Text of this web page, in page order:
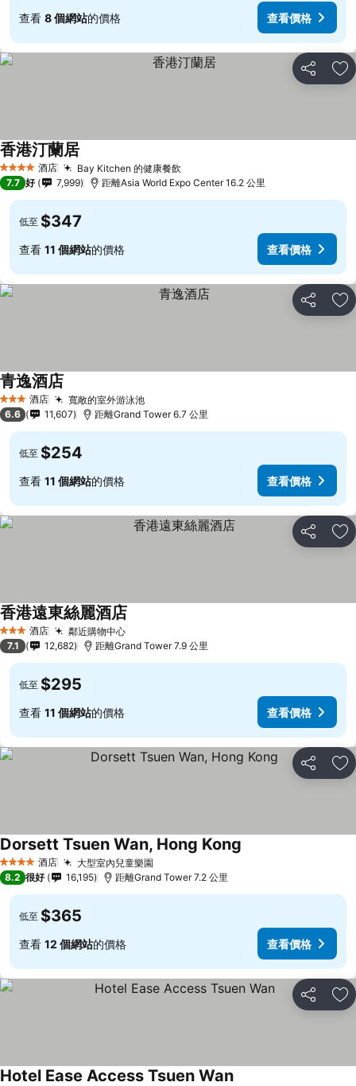
查看 8 個網站的價格 查看價格
分享 放
4 星級 酒店 Bay Kitchen 的健康餐飲
香港汀蘭居
7.7 好 7,999 距離Asia World Expo Center 16.2 公里
低至 $347
查看 11 個網站的價格 查看價格
分享 放
3 星級 酒店 寬敞的室外游泳池
青逸酒店
6.6 11,607 距離Grand Tower 6.7 公里
低至 $254
查看 11 個網站的價格 查看價格
分享 放
3 星級 酒店 鄰近購物中心
香港遠東絲麗酒店
7.1 12,682 距離Grand Tower 7.9 公里
低至 $295
查看 11 個網站的價格 查看價格
分享 放
4 星級 酒店 大型室內兒童樂園
Dorsett Tsuen Wan, Hong Kong
8.2 很好 16,195 距離Grand Tower 7.2 公里
低至 $365
查看 12 個網站的價格 查看價格
分享 放
Hotel Ease Access Tsuen Wan